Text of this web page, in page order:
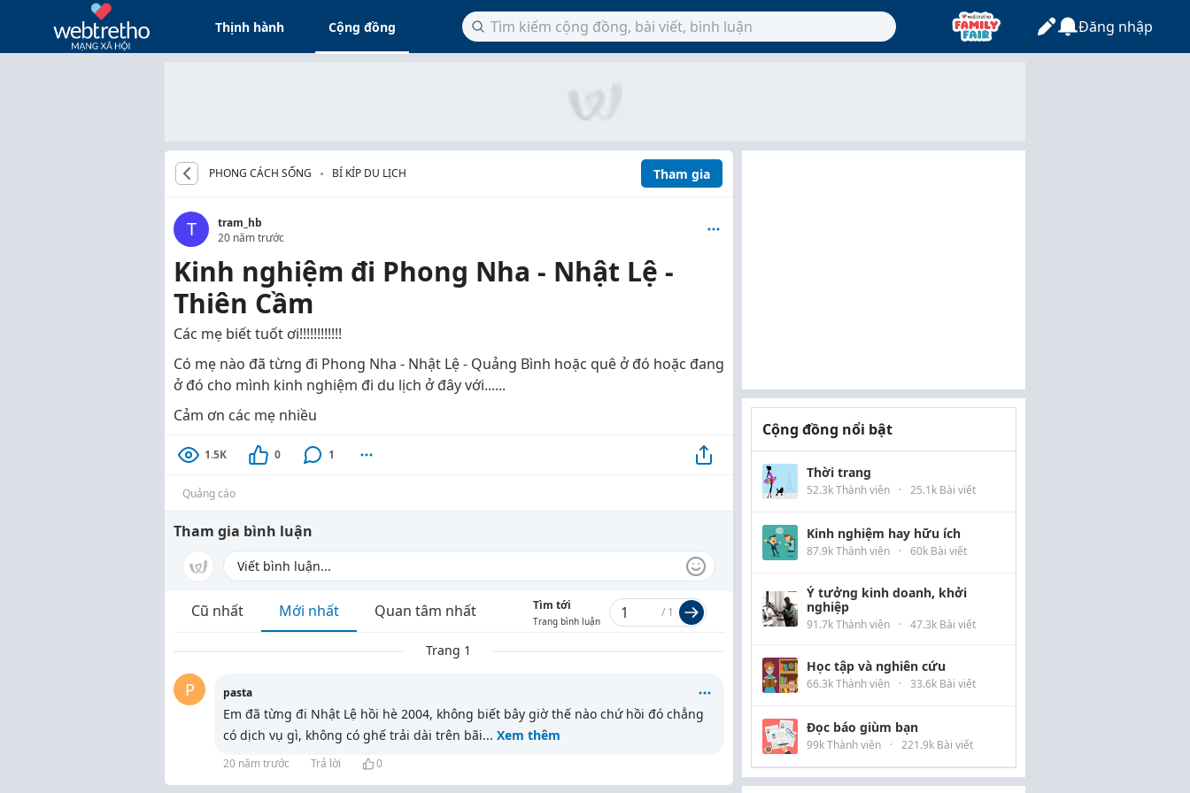
Thịnh hành Cộng đồng Đăng nhập
PHONG CÁCH SỐNG BÍ KÍP DU LỊCH Tham gia
T
tram_hb
20 năm trước
Kinh nghiệm đi Phong Nha - Nhật Lệ -
Thiên Cầm
Các mẹ biết tuốt ơi!!!!!!!!!!!!
Có mẹ nào đã từng đi Phong Nha - Nhật Lệ - Quảng Bình hoặc quê ở đó hoặc đang
ở đó cho mình kinh nghiệm đi du lịch ở đây với......
Cảm ơn các mẹ nhiều
1.5K 0 1
Quảng cáo
Tham gia bình luận
Cũ nhất Mới nhất Quan tâm nhất Tìm tới
Trang bình luận
/ 1
Trang 1
P pasta
Em đã từng đi Nhật Lệ hồi hè 2004, không biết bây giờ thế nào chứ hồi đó chẳng
có dịch vụ gì, không có ghế trải dài trên bãi... Xem thêm
20 năm trước Trả lời 0
Cộng đồng nổi bật
Thời trang
52.3k Thành viên · 25.1k Bài viết
Kinh nghiệm hay hữu ích
87.9k Thành viên · 60k Bài viết
Ý tưởng kinh doanh, khởi
nghiệp
91.7k Thành viên · 47.3k Bài viết
Học tập và nghiên cứu
66.3k Thành viên · 33.6k Bài viết
Đọc báo giùm bạn
99k Thành viên · 221.9k Bài viết